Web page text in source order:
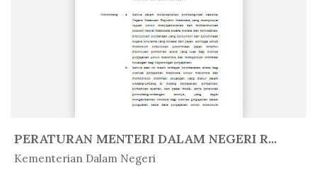
PERATURAN MENTERI DALAM NEGERI R...
Kementerian Dalam Negeri
In Peratur...